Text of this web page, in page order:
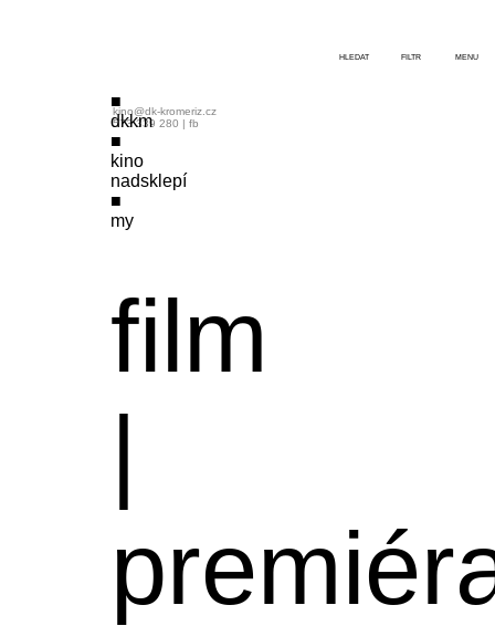
dkkm
kino
nadsklepí
my
film
|
kino@dk-kromeriz.cz
573 339 280 | fb
HLEDAT FILTR MENU